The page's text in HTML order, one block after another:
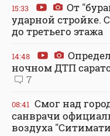
15:33
От
ударной стройке.
до третьего этажа
14:48
ночном ДТП
7
08:41 Смог над
санврачи
воздуха